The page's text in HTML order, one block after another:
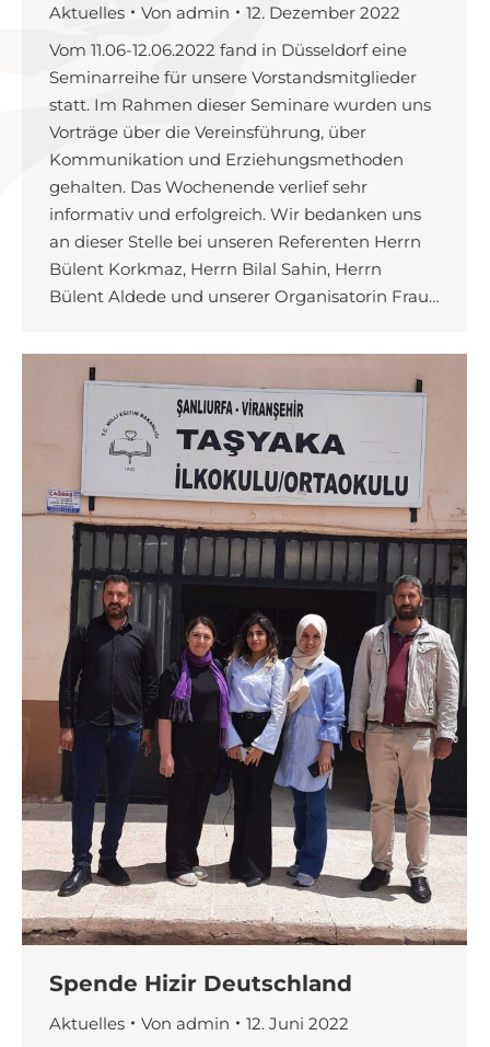
Aktuelles Von admin
12. Dezember 2022
Vom 11.06-12.06.2022 fand in Düsseldorf eine
Seminarreihe für unsere Vorstandsmitglieder
statt. Im Rahmen dieser Seminare wurden uns
Vorträge über die Vereinsführung, über
Kommunikation und Erziehungsmethoden
gehalten. Das Wochenende verlief sehr
informativ und erfolgreich. Wir bedanken uns
an dieser Stelle bei unseren Referenten Herrn
Bülent Korkmaz, Herrn Bilal Sahin, Herrn
Bülent Aldede und unserer Organisatorin Frau…
Spende Hizir Deutschland
Aktuelles Von admin 12. Juni 2022